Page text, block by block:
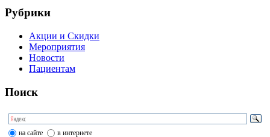
Рубрики
Акции и Скидки
Мероприятия
Новости
Пациентам
Поиск
на сайте в интернете